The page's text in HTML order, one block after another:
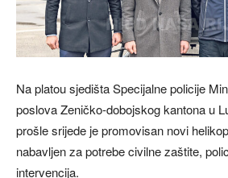
Na platou sjedišta Specijalne policije
poslova Zeničko-dobojskog kantona u
prošle srijede je promovisan novi
nabavljen za potrebe civilne zaštite,
intervencija.